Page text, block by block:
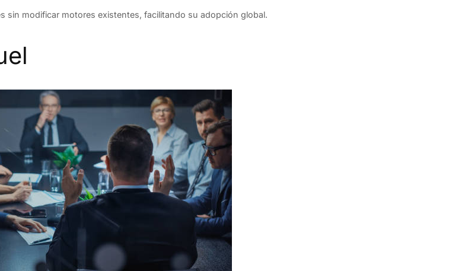
sin modificar motores existentes, facilitando su adopción global.